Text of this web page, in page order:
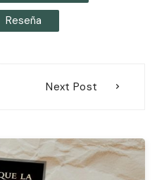
Reseña
Next Post